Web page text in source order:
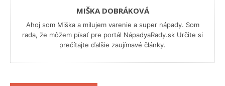
MIŠKA DOBRÁKOVÁ
Ahoj som Miška a milujem varenie a super nápady. Som
rada, že môžem písať pre portál NápadyaRady.sk Určite si
prečítajte ďalšie zaujímavé články.